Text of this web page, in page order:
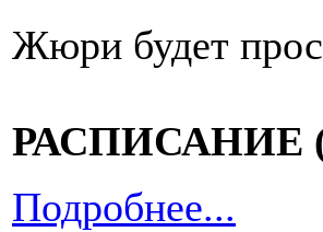
Жюри будет
РАСПИСАНИЕ
Подробнее...